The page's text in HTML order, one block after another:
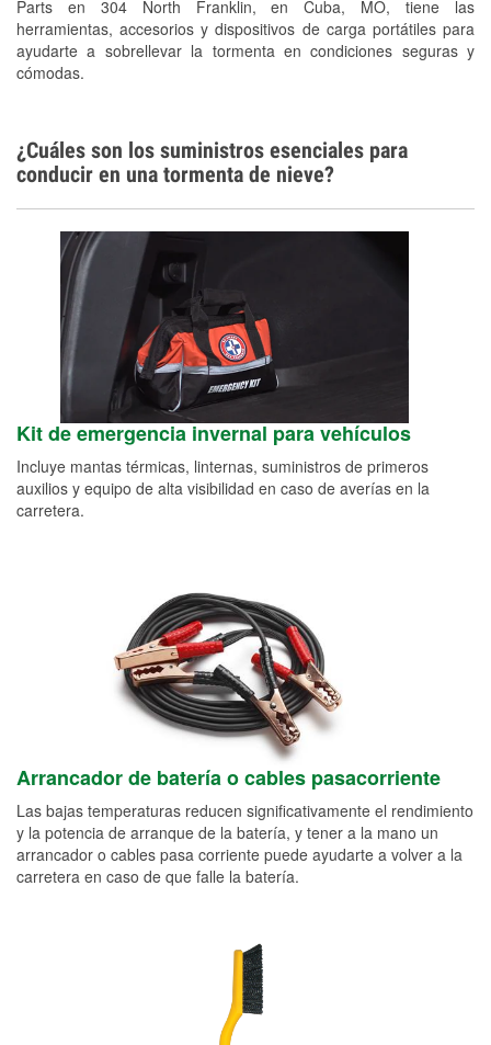
Parts en 304 North Franklin, en Cuba, MO, tiene las
herramientas, accesorios y dispositivos de carga portátiles para
ayudarte a sobrellevar la tormenta en condiciones seguras y
cómodas.
Tornado Supplies
Conoce más
¿Cuáles son los suministros esenciales para
conducir en una tormenta de nieve?
Kit de emergencia invernal para vehículos
Incluye mantas térmicas, linternas, suministros de primeros
auxilios y equipo de alta visibilidad en caso de averías en la
carretera.
Arrancador de batería o cables pasacorriente
Las bajas temperaturas reducen significativamente el rendimiento
y la potencia de arranque de la batería, y tener a la mano un
arrancador o cables pasa corriente puede ayudarte a volver a la
carretera en caso de que falle la batería.